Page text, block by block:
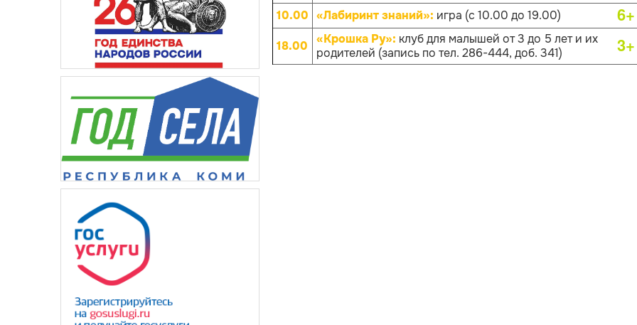
10.00 «Лабиринт знаний»: игра (с 10.00 до 19.00) 6+
18.00 «Крошка Ру»: клуб для малышей от 3 до 5 лет и их
родителей (запись по тел. 286-444, доб. 341)
3+